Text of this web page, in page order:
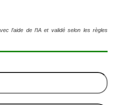
l’aide de l’IA et validé selon les règles